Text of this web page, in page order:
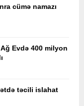
cümə namazı
Evdə 400 milyon
təcili islahat